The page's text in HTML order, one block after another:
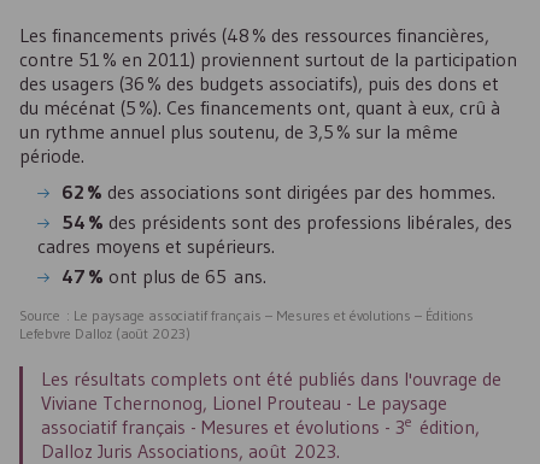
Les financements privés (48 % des ressources financières,
contre 51 % en 2011) proviennent surtout de la participation
des usagers (36 % des budgets associatifs), puis des dons et
du mécénat (5 %). Ces financements ont, quant à eux, crû à
un rythme annuel plus soutenu, de 3,5 % sur la même
période.
62 % des associations sont dirigées par des hommes.
54 % des présidents sont des professions libérales, des
cadres moyens et supérieurs.
47 % ont plus de 65 ans.
Source : Le paysage associatif français – Mesures et évolutions – Éditions
Lefebvre Dalloz (août 2023)
Les résultats complets ont été publiés dans l'ouvrage de
Viviane Tchernonog, Lionel Prouteau - Le paysage
associatif français - Mesures et évolutions - 3e édition,
Dalloz Juris Associations, août 2023.